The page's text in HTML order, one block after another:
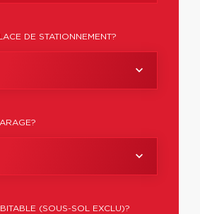
DE STATIONNEMENT?
(SOUS-SOL EXCLU)?